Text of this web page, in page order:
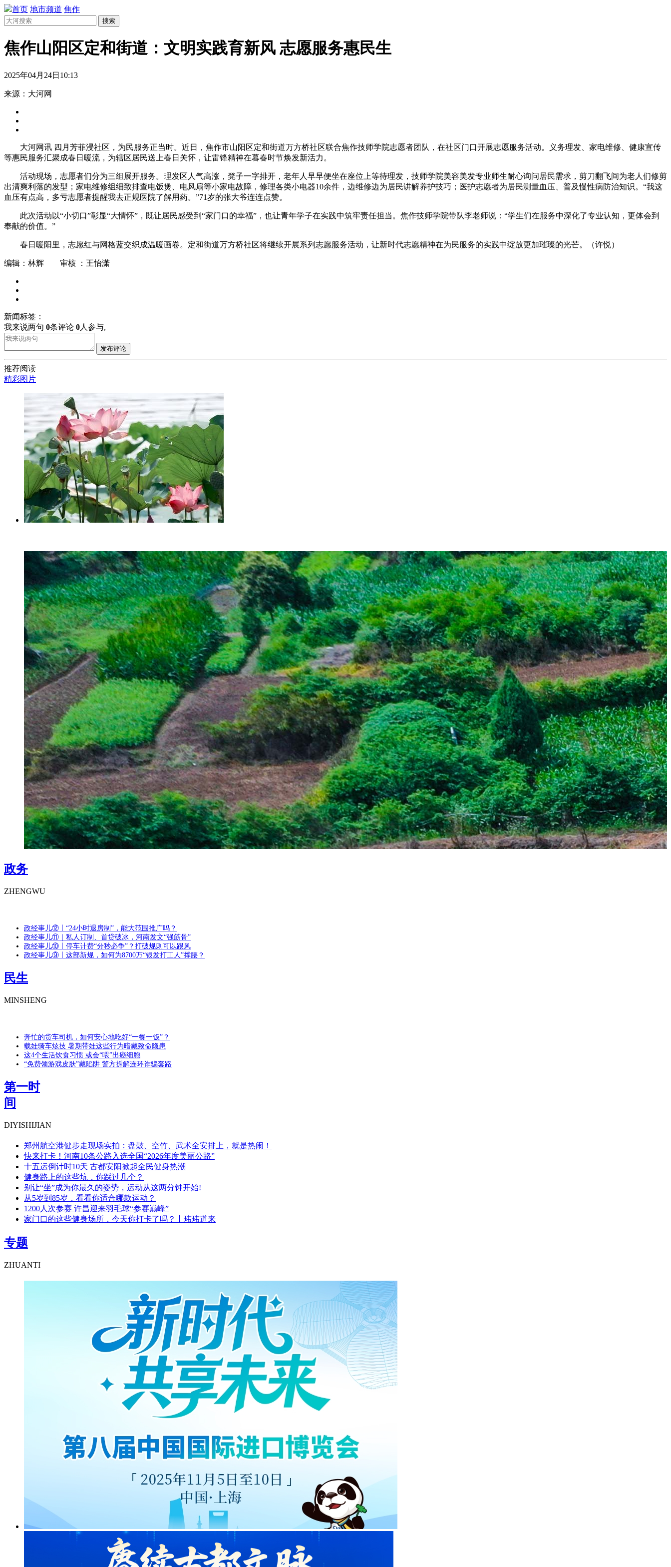
首页 地市频道 焦作
搜索
焦作山阳区定和街道：文明实践育新风 志愿服务惠民生
2025年04月24日10:13
来源：大河网
大河网讯 四月芳菲浸社区，为民服务正当时。近日，焦作市山阳区定和街道万方桥社区联合焦作技师学院志愿者团队，在社区门口开展志愿服务活动。义务理发、家电维修、健康宣传
等惠民服务汇聚成春日暖流，为辖区居民送上春日关怀，让雷锋精神在暮春时节焕发新活力。
活动现场，志愿者们分为三组展开服务。理发区人气高涨，凳子一字排开，老年人早早便坐在座位上等待理发，技师学院美容美发专业师生耐心询问居民需求，剪刀翻飞间为老人们修剪
出清爽利落的发型；家电维修组细致排查电饭煲、电风扇等小家电故障，修理各类小电器10余件，边维修边为居民讲解养护技巧；医护志愿者为居民测量血压、普及慢性病防治知识。“我这
血压有点高，多亏志愿者提醒我去正规医院了解用药。”71岁的张大爷连连点赞。
此次活动以“小切口”彰显“大情怀”，既让居民感受到“家门口的幸福”，也让青年学子在实践中筑牢责任担当。焦作技师学院带队李老师说：“学生们在服务中深化了专业认知，更体会到
奉献的价值。”
春日暖阳里，志愿红与网格蓝交织成温暖画卷。定和街道万方桥社区将继续开展系列志愿服务活动，让新时代志愿精神在为民服务的实践中绽放更加璀璨的光芒。（许悦）
编辑：林辉 审核 ：王怡潇
新闻标签：
我来说两句 0条评论 0人参与,
发布评论
推荐阅读